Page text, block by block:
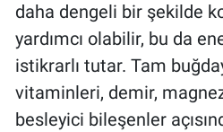
daha dengeli bir şekilde
yardımcı olabilir, bu da
istikrarlı tutar. Tam
vitaminleri, demir,
besleyici bileşenler